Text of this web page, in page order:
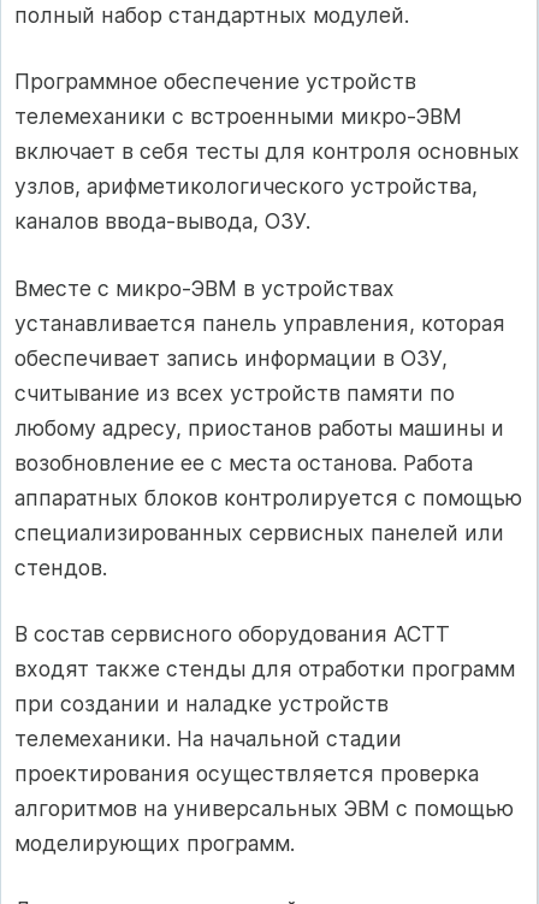
полный набор стандартных модулей.
Программное обеспечение устройств
телемеханики с встроенными микро-ЭВМ
включает в себя тесты для контроля основных
узлов, арифметикологического устройства,
каналов ввода-вывода, ОЗУ.
Вместе с микро-ЭВМ в устройствах
устанавливается панель управления, которая
обеспечивает запись информации в ОЗУ,
считывание из всех устройств памяти по
любому адресу, приостанов работы машины и
возобновление ее с места останова. Работа
аппаратных блоков контролируется с помощью
специализированных сервисных панелей или
стендов.
В состав сервисного оборудования АСТТ
входят также стенды для отработки программ
при создании и наладке устройств
телемеханики. На начальной стадии
проектирования осуществляется проверка
алгоритмов на универсальных ЭВМ с помощью
моделирующих программ.